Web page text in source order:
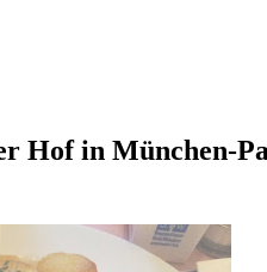
Hof in München-